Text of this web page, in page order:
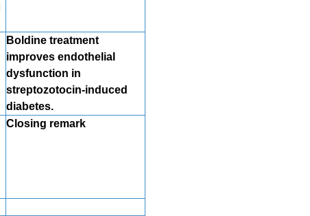
Boldine treatment
improves endothelial
dysfunction in
streptozotocin-induced
diabetes.
Closing remark